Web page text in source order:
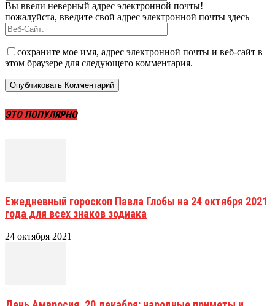
Вы ввели неверный адрес электронной почты!
пожалуйста, введите свой адрес электронной почты здесь
сохраните мое имя, адрес электронной почты и веб-сайт в
этом браузере для следующего комментария.
ЭТО ПОПУЛЯРНО
Ежедневный гороскоп Павла Глобы на 24 октября 2021
года для всех знаков зодиака
24 октября 2021